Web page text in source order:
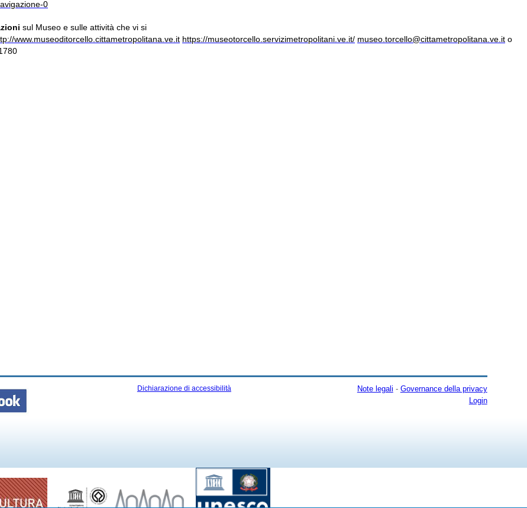
0
sul Museo e sulle attività che vi si
www.museoditorcello.cittametropolitana.ve.it https://museotorcello.servizimetropolitani.ve.it/ museo.torcello@cittametropolitana.ve.it o
Dichiarazione di accessibilità Note legali - Governance della privacy
Login